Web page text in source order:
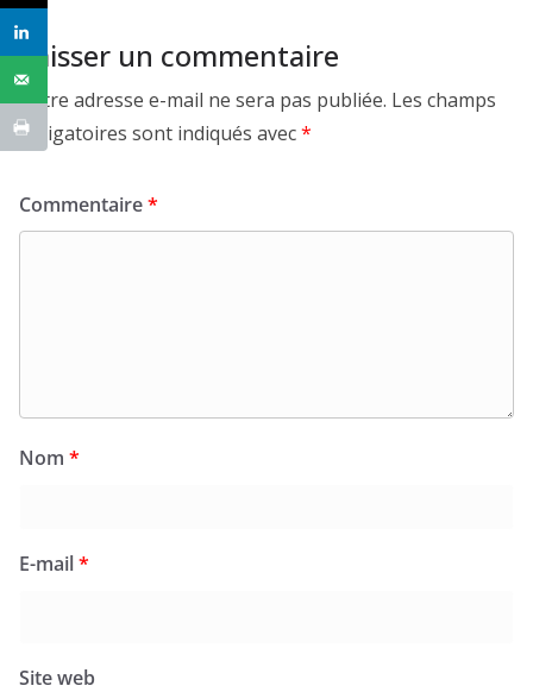
Laisser un commentaire
Votre adresse e-mail ne sera pas publiée. Les champs
obligatoires sont indiqués avec*
Commentaire*
Nom *
E-mail*
Site web